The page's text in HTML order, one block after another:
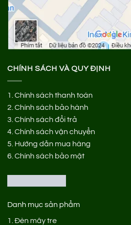
CHÍNH SÁCH VÀ QUY ĐỊNH
1. Chính sách thanh toán
2. Chính sách bảo hành
3. Chính sách đổi trả
4. Chính sách vận chuyển
5. Hướng dẫn mua hàng
6. Chính sách bảo mật
Danh mục sản phẩm
1. Đèn mây tre